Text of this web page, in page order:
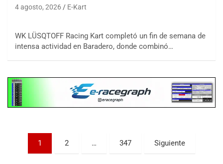
4 agosto, 2026 E-Kart
WK LÜSQTOFF Racing Kart completó un fin de semana de
intensa actividad en Baradero, donde combinó…
Paginación
1 2 … 347 Siguiente
08/09-AGO
IAME SERIES ARGENTINA 6
Ramiro Tot (Asfalto)
KDO - F6
Ciudad de Trenque Lauquen (Asfalto)
Trenque Lauquen (Buenos Aires)
Villaguay (Entre Ríos)